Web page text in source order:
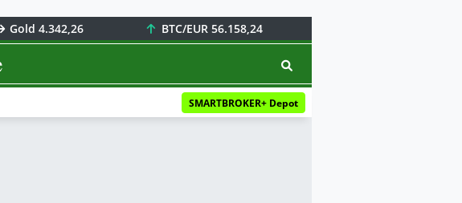
Gold4.342,26 BTC/EUR 56.158,24
SMARTBROKER+ Depot